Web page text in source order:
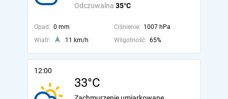
Odczuwalna 35°C
Opad: 0 mm Ciśnienie: 1007 hPa
Wiatr:
11 km/h Wilgotność: 65%
12:00
33°C